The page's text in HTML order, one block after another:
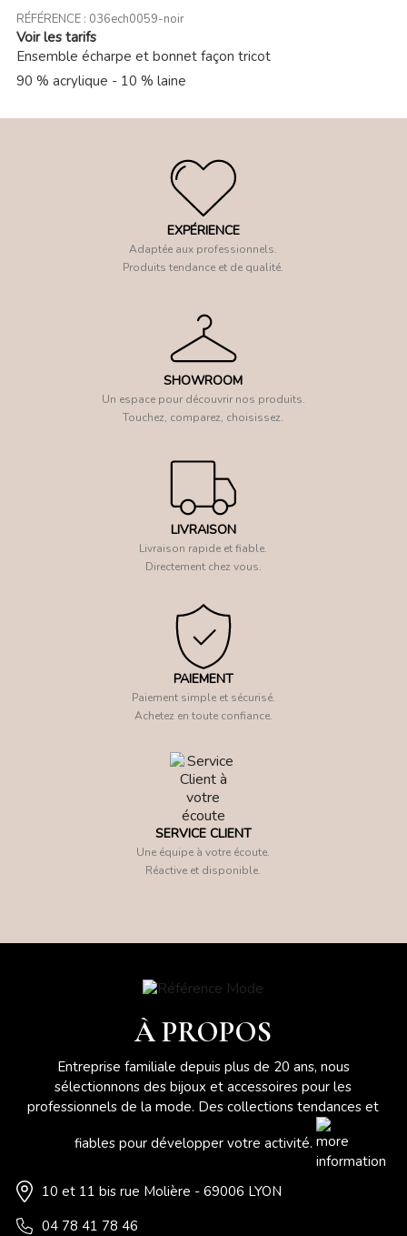
RÉFÉRENCE : 036ech0059-noir
Voir les tarifs
Ensemble écharpe et bonnet façon tricot
90 % acrylique - 10 % laine
EXPÉRIENCE
Adaptée aux professionnels.
Produits tendance et de qualité.
SHOWROOM
Un espace pour découvrir nos produits.
Touchez, comparez, choisissez.
LIVRAISON
Livraison rapide et fiable.
Directement chez vous.
PAIEMENT
Paiement simple et sécurisé.
Achetez en toute confiance.
SERVICE CLIENT
Une équipe à votre écoute.
Réactive et disponible.
À PROPOS
Entreprise familiale depuis plus de 20 ans, nous
sélectionnons des bijoux et accessoires pour les
professionnels de la mode. Des collections tendances et
fiables pour développer votre activité.
10 et 11 bis rue Molière - 69006 LYON
04 78 41 78 46